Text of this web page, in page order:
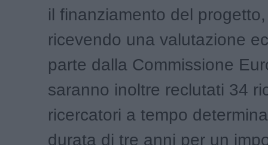
il finanziamento del
ricevendo una valutazione
parte dalla Commissione
saranno inoltre reclutati 34
ricercatori a tempo
durata di tre anni per un